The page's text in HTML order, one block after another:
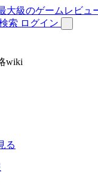
索 ログイン
wiki
る